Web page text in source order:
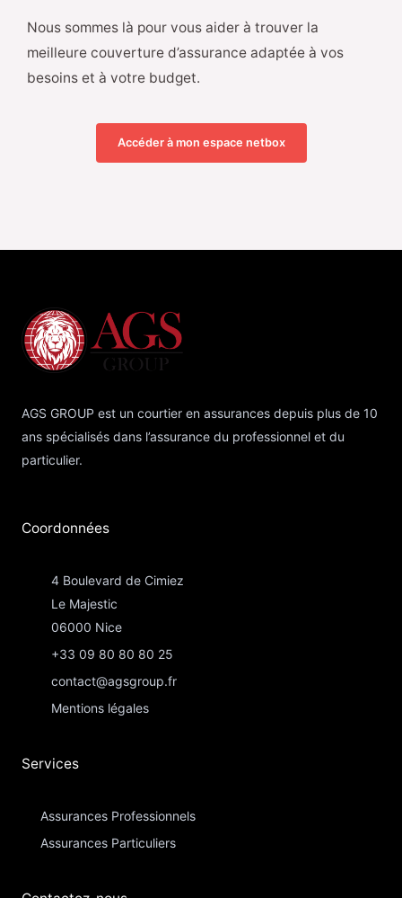
Nous sommes là pour vous aider à trouver la
meilleure couverture d’assurance adaptée à vos
besoins et à votre budget.
Accéder à mon espace netbox
AGS GROUP est un courtier en assurances depuis plus de 10
ans spécialisés dans l’assurance du professionnel et du
particulier.
Coordonnées​
4 Boulevard de Cimiez
Le Majestic
06000 Nice
+33 09 80 80 80 25
contact@agsgroup.fr
Mentions légales
Services
Assurances Professionnels
Assurances Particuliers​